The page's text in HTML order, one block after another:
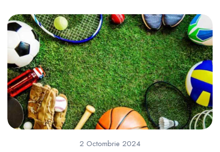
2 Octombrie 2024